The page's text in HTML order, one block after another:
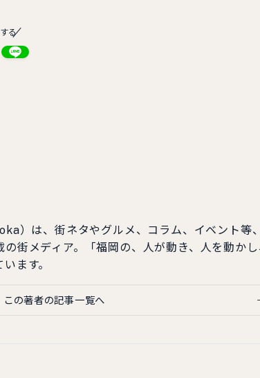
る
）は、街ネタやグルメ、コラム、イベント等
街メディア。「福岡の、人が動き、人を動か
ます。
この著者の記事一覧へ